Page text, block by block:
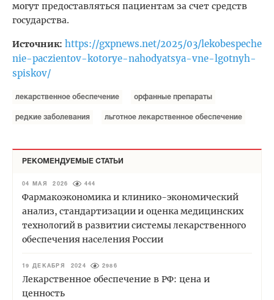
могут предоставляться пациентам за счет средств
государства.
Источник: https://gxpnews.net/2025/03/lekobespeche
nie-paczientov-kotorye-nahodyatsya-vne-lgotnyh-
spiskov/
лекарственное обеспечение орфанные препараты
редкие заболевания льготное лекарственное обеспечение
РЕКОМЕНДУЕМЫЕ СТАТЬИ
04 МАЯ 2026 444
Фармакоэкономика и клинико-экономический
анализ, стандартизации и оценка медицинских
технологий в развитии системы лекарственного
обеспечения населения России
19 ДЕКАБРЯ 2024 2986
Лекарственное обеспечение в РФ: цена и
ценность